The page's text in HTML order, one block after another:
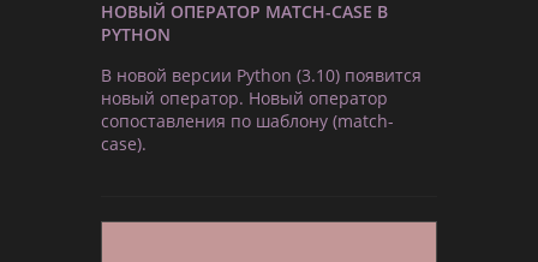
НОВЫЙ ОПЕРАТОР MATCH-CASE В
PYTHON
В новой версии Python (3.10) появится
новый оператор. Новый оператор
сопоставления по шаблону (match-
case).